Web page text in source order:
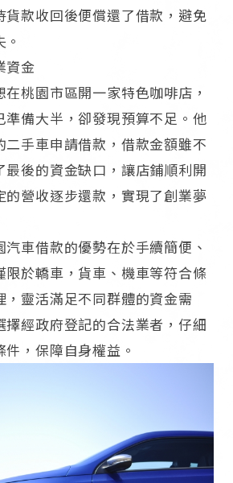
貨款收回後便償還了借款，避免
資金​
桃園市區開一家特色咖啡店，
準備大半，卻發現預算不足。他
二手車申請借款，借款金額雖不
最後的資金缺口，讓店鋪順利開
的營收逐步還款，實現了創業夢
車借款的優勢在於手續簡便、
限於轎車，貨車、機車等符合條
，靈活滿足不同群體的資金需
擇經政府登記的合法業者，仔細
，保障自身權益。